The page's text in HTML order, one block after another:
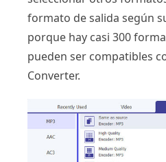
formato de salida según
porque hay casi 300
pueden ser compatibles
Converter.